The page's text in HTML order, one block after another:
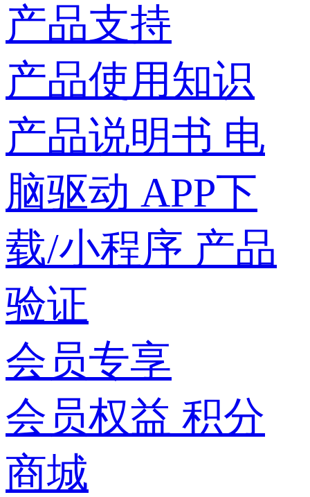
产品支持
产品使用知识
产品说明书 电
脑驱动 APP下
载/小程序 产品
验证
会员专享
会员权益 积分
商城